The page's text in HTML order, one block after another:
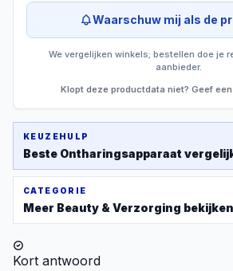
Waarschuw mij als de
We vergelijken winkels; bestellen doe je
aanbieder.
Klopt deze productdata niet? Geef
KEUZEHULP
Beste Ontharingsapparaat
CATEGORIE
Meer Beauty & Verzorging bekijken
Kort antwoord